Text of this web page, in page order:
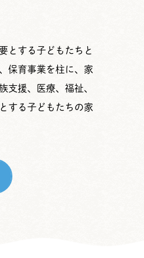
とする子どもたちと
保育事業を柱に、家
支援、医療、福祉、
する子どもたちの家